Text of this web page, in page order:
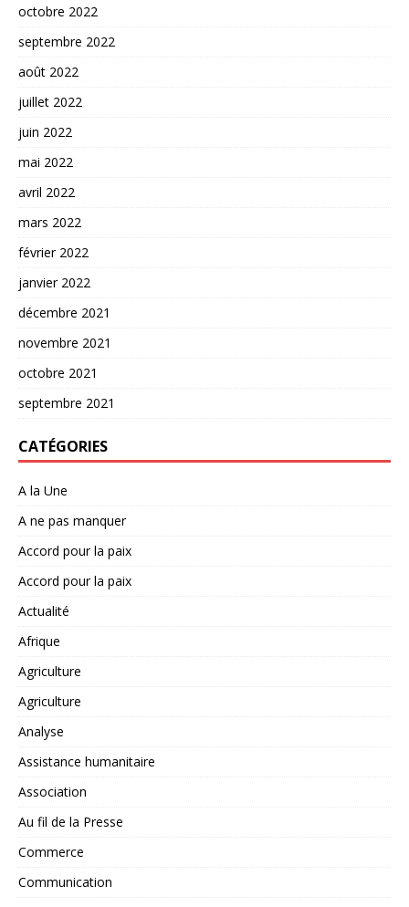
octobre 2022
septembre 2022
août 2022
juillet 2022
juin 2022
mai 2022
avril 2022
mars 2022
février 2022
janvier 2022
décembre 2021
novembre 2021
octobre 2021
septembre 2021
CATÉGORIES
A la Une
A ne pas manquer
Accord pour la paix
Accord pour la paix
Actualité
Afrique
Agriculture
Agriculture
Analyse
Assistance humanitaire
Association
Au fil de la Presse
Commerce
Communication